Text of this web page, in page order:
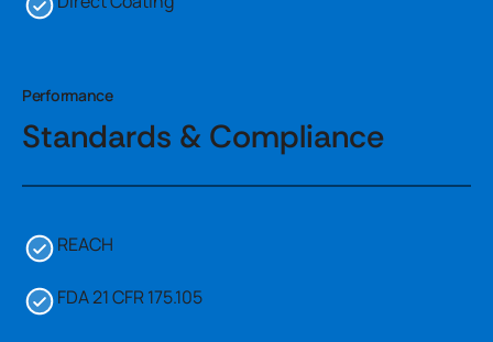
Performance
Standards & Compliance
REACH
FDA 21 CFR 175.105